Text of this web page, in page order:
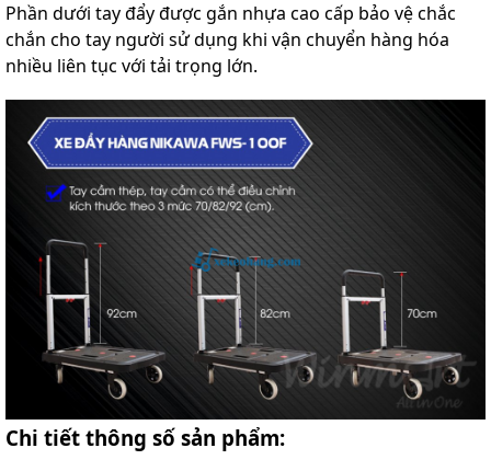
Phần dưới tay đẩy được gắn nhựa cao cấp bảo vệ chắc
chắn cho tay người sử dụng khi vận chuyển hàng hóa
nhiều liên tục với tải trọng lớn.
Chi tiết thông số sản phẩm: